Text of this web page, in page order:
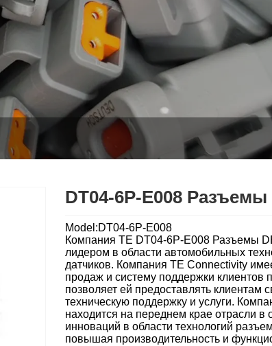
DT04-6P-E008 Разъемы
Model:DT04-6P-E008
Компания TE DT04-6P-E008 Разъемы
лидером в области автомобильных
датчиков. Компания TE Connectivity
продаж и систему поддержки клиентов
позволяет ей предоставлять клиентам
техническую поддержку и услуги.
находится на переднем крае отрасли
инноваций в области технологий
повышая производительность и